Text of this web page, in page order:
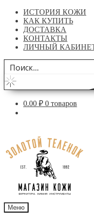
ИСТОРИЯ КОЖИ
КАК КУПИТЬ
ДОСТАВКА
КОНТАКТЫ
ЛИЧНЫЙ
0.00 ₽ 0 товаров
навигации
содержимому
Меню